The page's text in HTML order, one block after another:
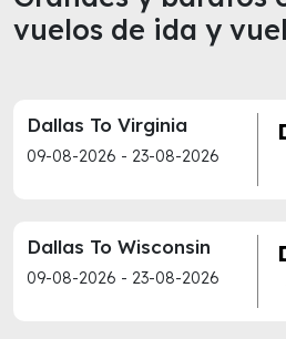
vuelos de ida y
Dallas To Virginia
09-08-2026 - 23-08-2026
Dallas To Wisconsin
09-08-2026 - 23-08-2026